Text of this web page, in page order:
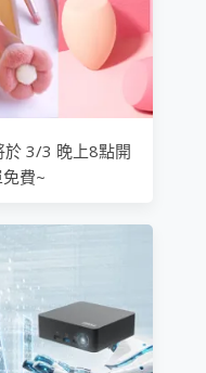
於 3/3 晚上8點開
費~